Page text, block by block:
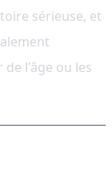
sérieuse, et
l'âge ou les